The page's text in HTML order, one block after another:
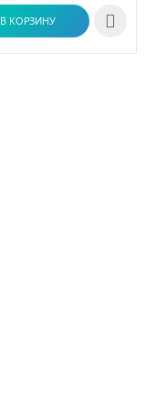
В КОРЗИНУ 